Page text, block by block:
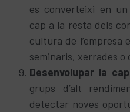
es converteixi en
cap a la resta dels
cultura de l’empresa
seminaris, xerrades o
Desenvolupar la
grups d’alt
detectar noves